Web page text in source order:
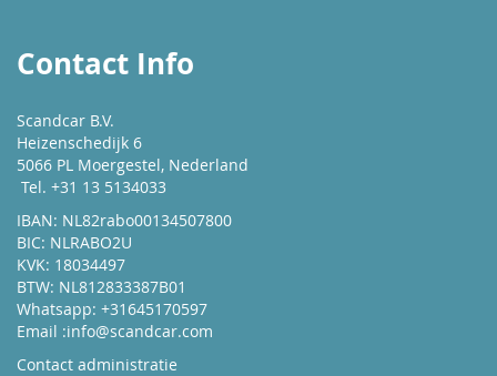
Contact Info
Scandcar B.V.
Heizenschedijk 6
5066 PL Moergestel, Nederland
Tel. +31 13 5134033
IBAN: NL82rabo00134507800
BIC: NLRABO2U
KVK: 18034497
BTW: NL812833387B01
Whatsapp: +31645170597
Email :info@scandcar.com
Contact administratie